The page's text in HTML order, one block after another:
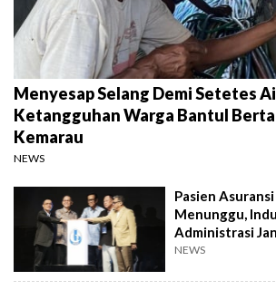
Menyesap Selang Demi Setetes
Ketangguhan Warga Bantul
Kemarau
NEWS
Pasien
Menunggu,
Administrasi
Kemanusiaan
NEWS